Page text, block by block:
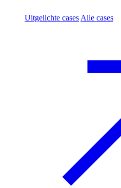
Uitgelichte cases Alle cases